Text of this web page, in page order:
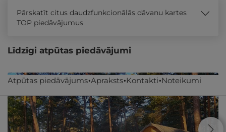
Atpūtas piedāvājums Apraksts Kontakti Noteikumi
Pārskatīt citus daudzfunkcionālās dāvanu kartes
TOP piedāvājumus
Līdzīgi atpūtas piedāvājumi